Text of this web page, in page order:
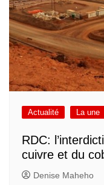
Actualité La une
RDC:
cuivre et du
Denise Maheho